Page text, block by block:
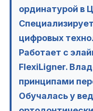
ординатурой в
цифровых
Работает с
FlexiLigner.
принципами
Обучалась у